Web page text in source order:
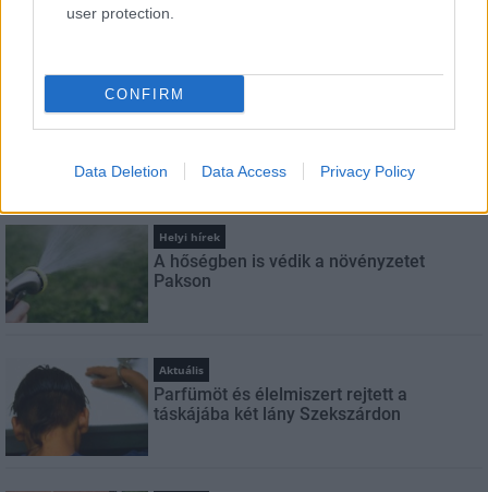
user protection.
CONFIRM
Data Deletion Data Access Privacy Policy
Feliratkozom a hírlevélre és elfogadom az
Helyi hírek
A hőségben is védik a növényzetet
Pakson
Aktuális
Parfümöt és élelmiszert rejtett a
táskájába két lány Szekszárdon